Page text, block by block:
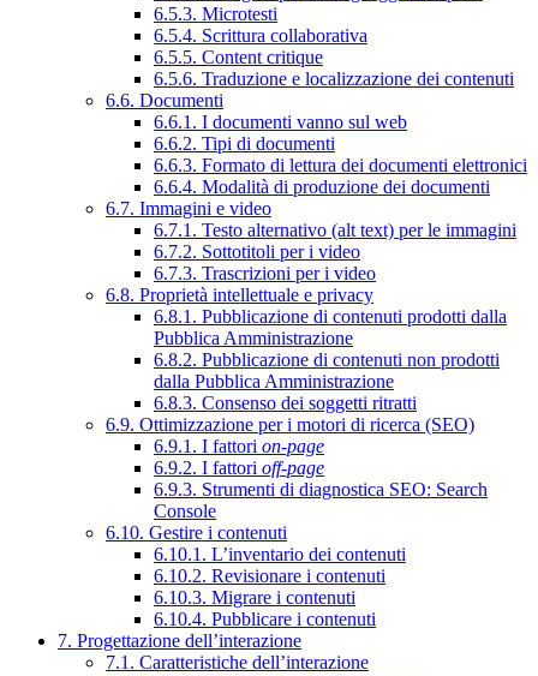
6.5.3. Microtesti
6.5.4. Scrittura collaborativa
6.5.5. Content critique
6.5.6. Traduzione e localizzazione dei contenuti
6.6. Documenti
6.6.1. I documenti vanno sul web
6.6.2. Tipi di documenti
6.6.3. Formato di lettura dei documenti elettronici
6.6.4. Modalità di produzione dei documenti
6.7. Immagini e video
6.7.1. Testo alternativo (alt text) per le immagini
6.7.2. Sottotitoli per i video
6.7.3. Trascrizioni per i video
6.8. Proprietà intellettuale e privacy
6.8.1. Pubblicazione di contenuti prodotti dalla
Pubblica Amministrazione
6.8.2. Pubblicazione di contenuti non prodotti
dalla Pubblica Amministrazione
6.8.3. Consenso dei soggetti ritratti
6.9. Ottimizzazione per i motori di ricerca (SEO)
6.9.1. I fattori on-page
6.9.2. I fattori off-page
6.9.3. Strumenti di diagnostica SEO: Search
Console
6.10. Gestire i contenuti
6.10.1. L’inventario dei contenuti
6.10.2. Revisionare i contenuti
6.10.3. Migrare i contenuti
6.10.4. Pubblicare i contenuti
7. Progettazione dell’interazione
7.1. Caratteristiche dell’interazione